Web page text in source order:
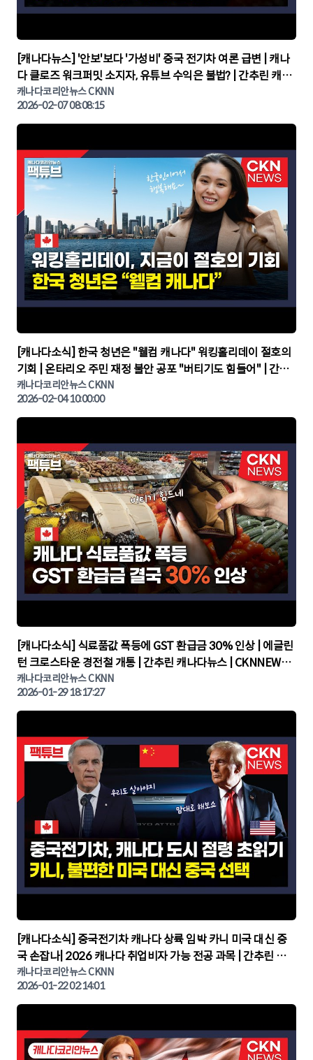
▶
[캐나다뉴스] '안보'보다 '가성비' 중국 전기차 여론 급변 | 캐나
다 클로즈 워크퍼밋 소지자, 유튜브 수익은 불법? | 간추린 캐나
다뉴스 | CKNNEWS, 캐나다코리안뉴스
캐나다코리안뉴스 CKNN
2026-02-07 08:08:15
▶
[캐나다소식] 한국 청년은 "웰컴 캐나다" 워킹홀리데이 절호의
기회 | 온타리오 주민 재정 불안 공포 "버티기도 힘들어" | 간추
린 캐나다뉴스 | CKNNEWS, 캐나다코리안뉴스
캐나다코리안뉴스 CKNN
2026-02-04 10:00:00
▶
[캐나다소식] 식료품값 폭등에 GST 환급금 30% 인상 | 에글린
턴 크로스타운 경전철 개통 | 간추린 캐나다뉴스 | CKNNEWS,
캐나다코리안뉴스
캐나다코리안뉴스 CKNN
2026-01-29 18:17:27
▶
[캐나다소식] 중국전기차 캐나다 상륙 임박 카니 미국 대신 중
국 손잡나| 2026 캐나다 취업비자 가능 전공 과목 | 간추린 캐
나다뉴스 | CKNNEWS, 캐나다코리안뉴스
캐나다코리안뉴스 CKNN
2026-01-22 02:14:01